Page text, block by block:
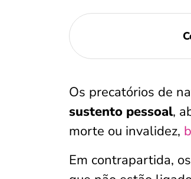
Os precatórios de
sustento pessoal,
morte ou invalidez,
Em contrapartida,